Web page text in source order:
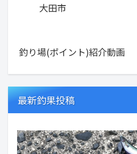
大田市
釣り場(ポイント)紹介動画
最新釣果投稿